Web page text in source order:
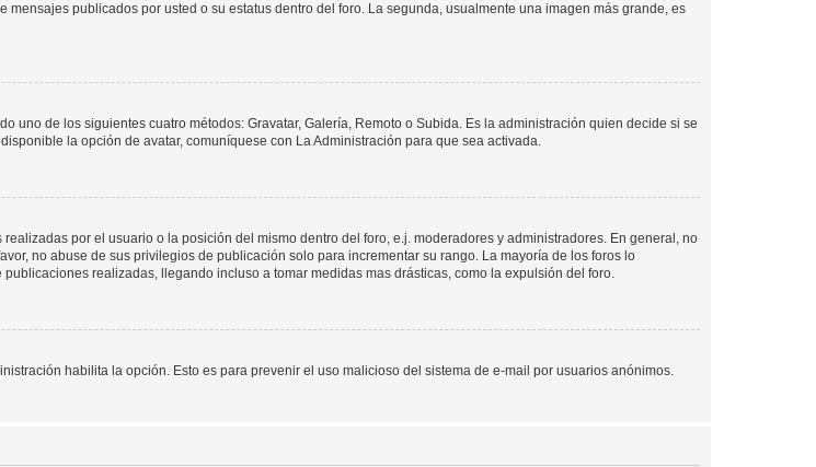
publicados por usted o su estatus dentro del foro. La segunda, usualmente una imagen más grande, es
uno de los siguientes cuatro métodos: Gravatar, Galería, Remoto o Subida. Es la administración quien decide si se
la opción de avatar, comuníquese con La Administración para que sea activada.
por el usuario o la posición del mismo dentro del foro, e.j. moderadores y administradores. En general, no
no abuse de sus privilegios de publicación solo para incrementar su rango. La mayoría de los foros lo
realizadas, llegando incluso a tomar medidas mas drásticas, como la expulsión del foro.
habilita la opción. Esto es para prevenir el uso malicioso del sistema de e-mail por usuarios anónimos.